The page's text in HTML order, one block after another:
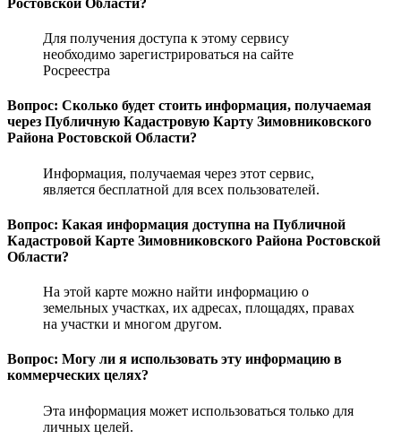
Для получения доступа к этому сервису
необходимо зарегистрироваться на сайте
Росреестра
Вопрос: Сколько будет стоить информация, получаемая
через Публичную Кадастровую Карту Зимовниковского
Района Ростовской Области?
Информация, получаемая через этот сервис,
является бесплатной для всех пользователей.
Вопрос: Какая информация доступна на Публичной
Кадастровой Карте Зимовниковского Района Ростовской
Области?
На этой карте можно найти информацию о
земельных участках, их адресах, площадях, правах
на участки и многом другом.
Вопрос: Могу ли я использовать эту информацию в
коммерческих целях?
Эта информация может использоваться только для
личных целей.